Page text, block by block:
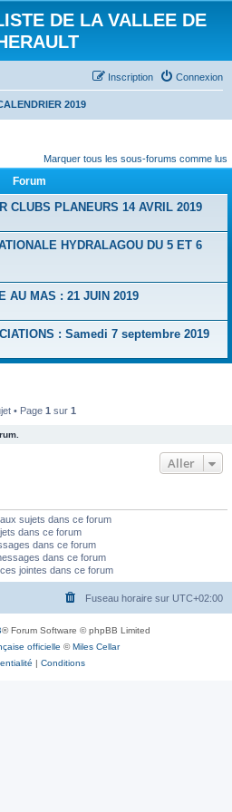
DE LA VALLEE DE
Connexion
Inscription
2019
Marquer tous les sous-forums comme lus
Forum
CLUBS PLANEURS 14 AVRIL 2019
HYDRALAGOU DU 5 ET 6
AU MAS : 21 JUIN 2019
: Samedi 7 septembre 2019
• Page 1 sur 1
Aller
sujets dans ce forum
dans ce forum
dans ce forum
dans ce forum
jointes dans ce forum
Fuseau horaire sur UTC+02:00
® Forum Software © phpBB Limited
officielle ©Miles Cellar
| Conditions